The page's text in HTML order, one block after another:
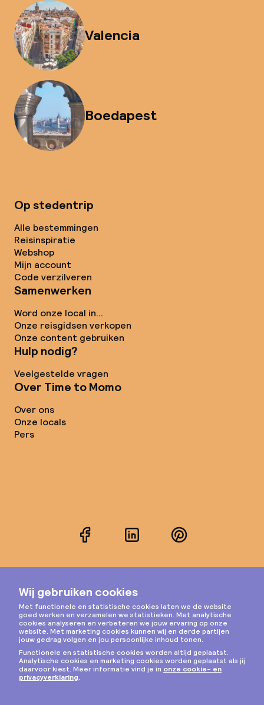
Valencia
Boedapest
Op stedentrip
Alle bestemmingen
Reisinspiratie
Webshop
Mijn account
Code verzilveren
Samenwerken
Word onze local in...
Onze reisgidsen verkopen
Onze content gebruiken
Hulp nodig?
Veelgestelde vragen
Over Time to Momo
Over ons
Onze locals
Pers
FacebookLinkedInPinterest
Instagram